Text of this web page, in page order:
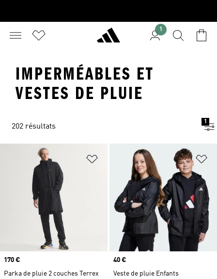
1
IMPERMÉABLES ET
VESTES DE PLUIE
202 résultats
1
Ajouter à la Liste de produits
Prix
170 €
Parka de pluie 2 couches Terrex
Prix
40 €
Veste de pluie Enfants